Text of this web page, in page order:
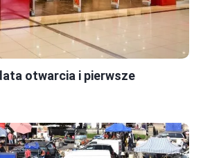
otwarcia i pierwsze